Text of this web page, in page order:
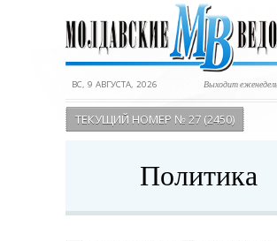
ВС, 9 АВГУСТА, 2026 Выходит
ТЕКУЩИЙ НОМЕР № 27 (2450)
Политика